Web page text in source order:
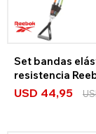
Set bandas
resistencia
USD 44,95